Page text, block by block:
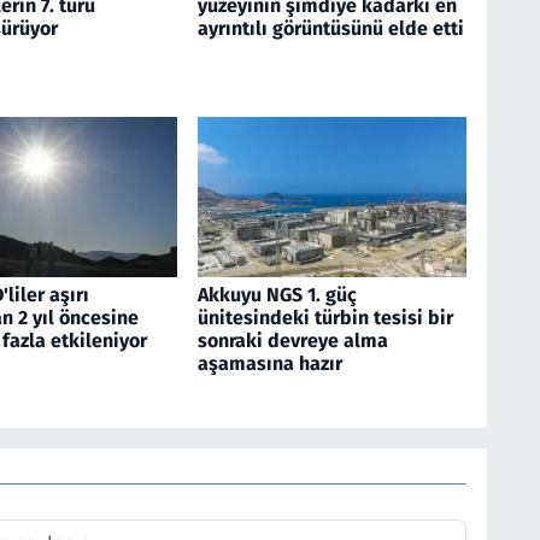
7. turu
yüzeyinin şimdiye kadarki en
ayrıntılı görüntüsünü elde etti
aşırı
2 yıl öncesine
fazla etkileniyor
Akkuyu NGS 1. güç
ünitesindeki türbin tesisi bir
sonraki devreye alma
aşamasına hazır